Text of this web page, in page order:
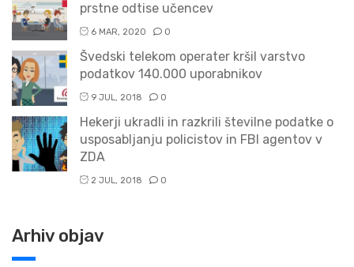
prstne odtise učencev
6 MAR, 2020 0
Švedski telekom operater kršil varstvo
podatkov 140.000 uporabnikov
9 JUL, 2018 0
Hekerji ukradli in razkrili številne podatke o
usposabljanju policistov in FBI agentov v
ZDA
2 JUL, 2018 0
Arhiv objav